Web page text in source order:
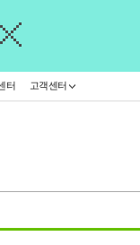
터 고객센터